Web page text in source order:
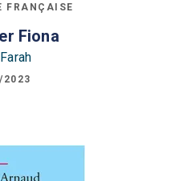
FRANÇAISE
Fiona
2023